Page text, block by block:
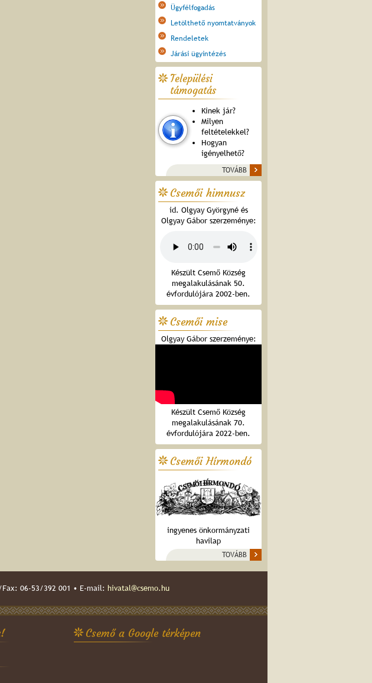
Ügyfélfogadás
Letölthető nyomtatványok
Rendeletek
Járási ügyintézés
Települési
támogatás
Kinek jár?
Milyen
feltételekkel?
Hogyan
igényelhető?
TOVÁBB
Csemői himnusz
id. Olgyay Györgyné és
Olgyay Gábor szerzeménye:
Készült Csemő Község
megalakulásának 50.
évfordulójára 2002-ben.
Csemői mise
Olgyay Gábor szerzeménye:
Készült Csemő Község
megalakulásának 70.
évfordulójára 2022-ben.
Csemői Hírmondó
ingyenes önkormányzati
havilap
TOVÁBB
Fax: 06-53/392 001 • E-mail: hivatal@csemo.hu
Csemő a Google térképen